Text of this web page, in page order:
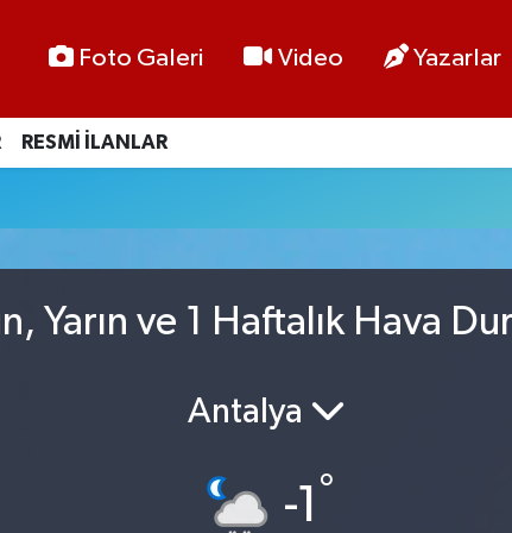
Foto Galeri Video Yazarlar
RESMİ İLANLAR
Yarın ve 1 Haftalık Hava
Antalya
-1 °